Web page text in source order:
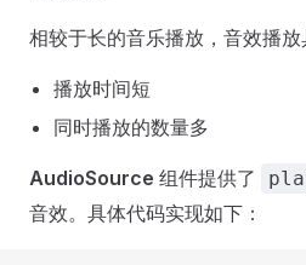
相较于长的音乐播放，音效播放
播放时间短
同时播放的数量多
AudioSource 组件提供了
音效。具体代码实现如下：